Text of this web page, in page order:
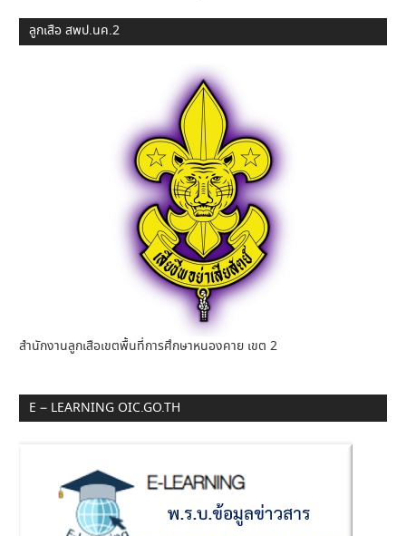
ลูกเสือ สพป.นค.2
สำนักงานลูกเสือเขตพื้นที่การศึกษาหนองคาย เขต 2
E – LEARNING OIC.GO.TH